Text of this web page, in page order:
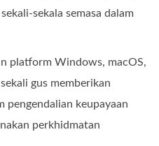
sekala semasa dalam
platform Windows, macOS,
gus memberikan
pengendalian keupayaan
perkhidmatan